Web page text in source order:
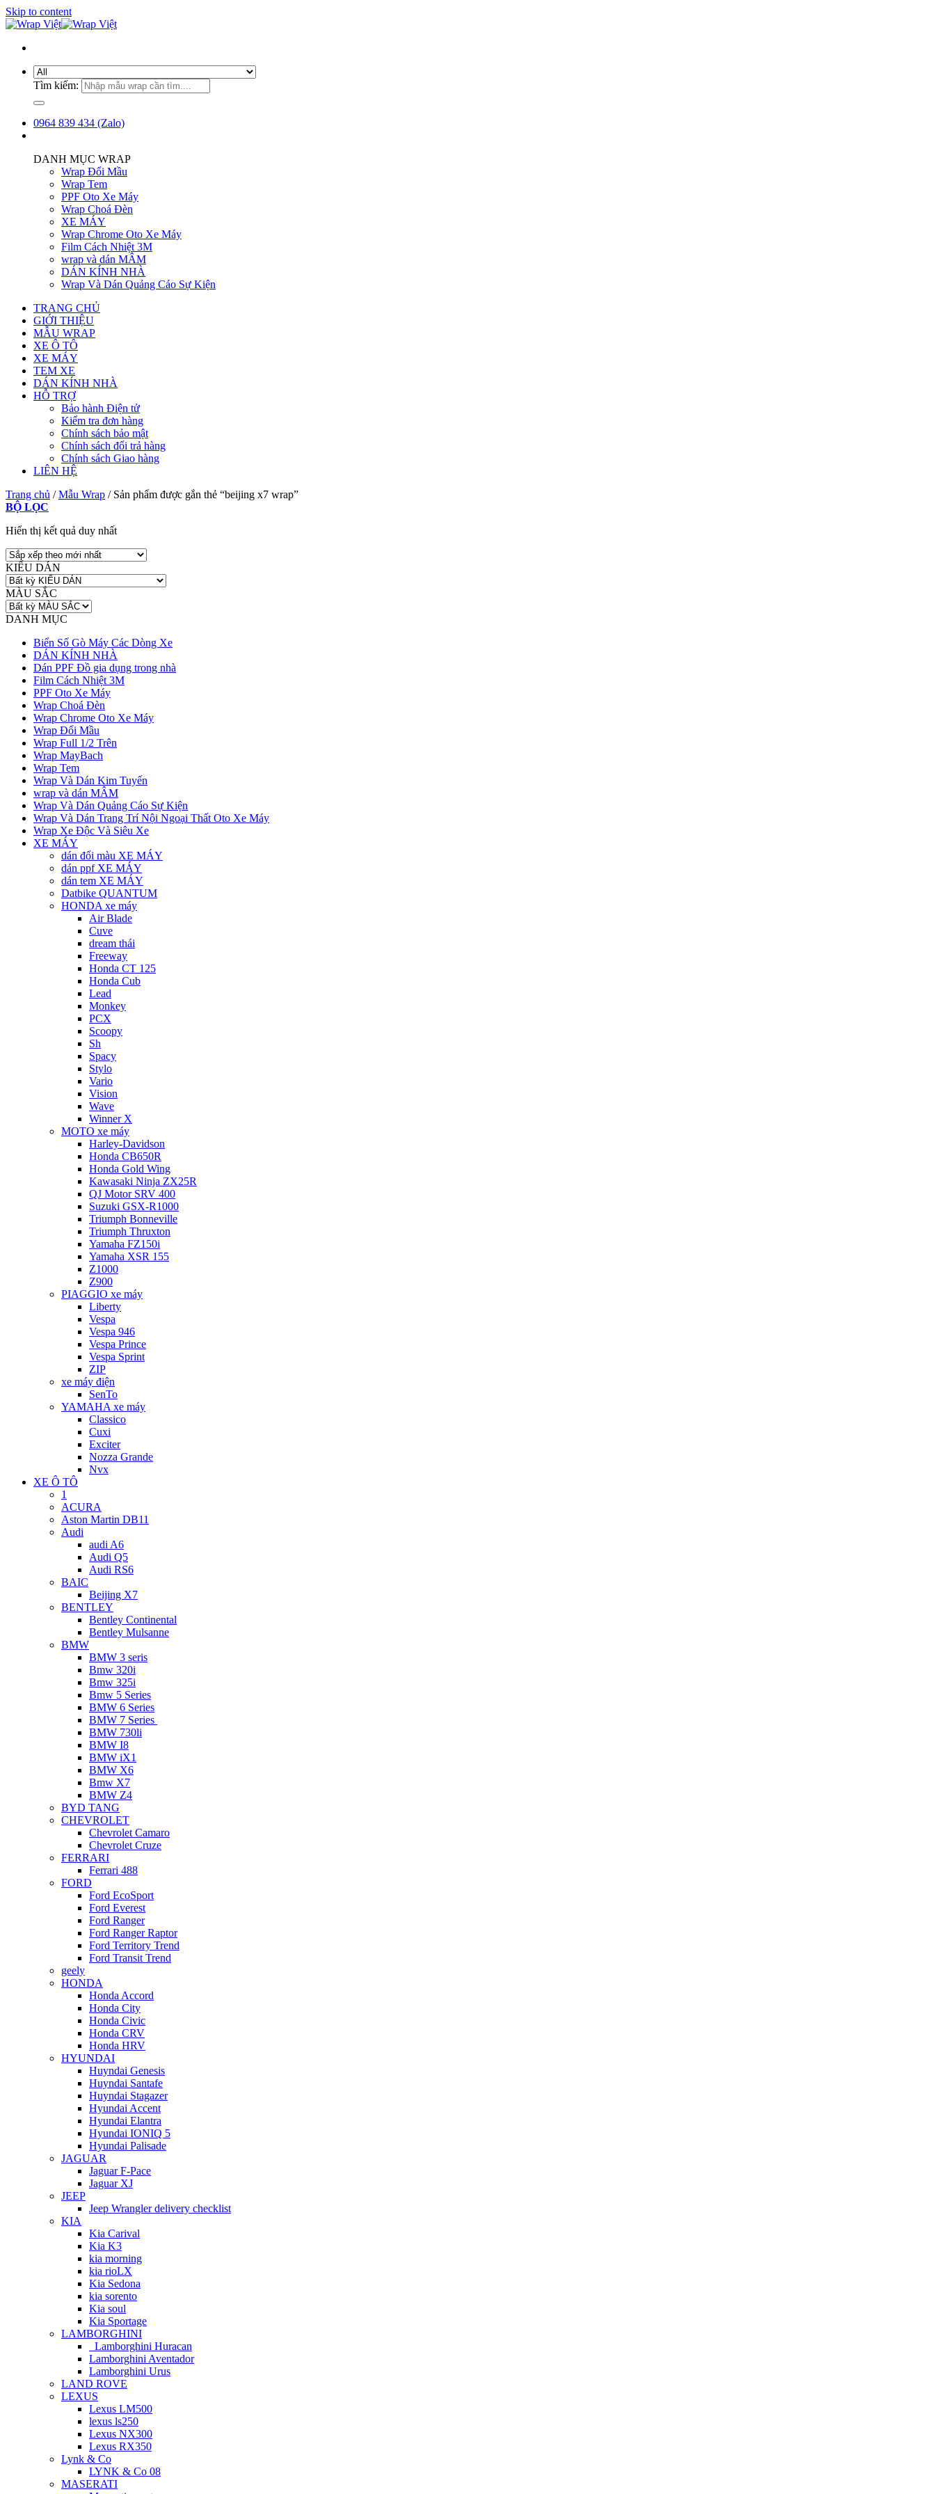
Skip to content
Tìm kiếm:
0964 839 434 (Zalo)
DANH MỤC WRAP
Wrap Đổi Mầu
Wrap Tem
PPF Oto Xe Máy
Wrap Choá Đèn
XE MÁY
Wrap Chrome Oto Xe Máy
Film Cách Nhiệt 3M
wrap và dán MÂM
DÁN KÍNH NHÀ
Wrap Và Dán Quảng Cáo Sự Kiện
TRANG CHỦ
GIỚI THIỆU
MẪU WRAP
XE Ô TÔ
XE MÁY
TEM XE
DÁN KÍNH NHÀ
HỖ TRỢ
Bảo hành Điện tử
Kiểm tra đơn hàng
Chính sách bảo mật
Chính sách đổi trả hàng
Chính sách Giao hàng
LIÊN HỆ
Trang chủ / Mẫu Wrap /Sản phẩm được gắn thẻ “beijing x7 wrap”
BỘ LỌC
Hiển thị kết quả duy nhất
KIỂU DÁN
MÀU SẮC
DANH MỤC
Biển Số Gò Máy Các Dòng Xe
DÁN KÍNH NHÀ
Dán PPF Đồ gia dụng trong nhà
Film Cách Nhiệt 3M
PPF Oto Xe Máy
Wrap Choá Đèn
Wrap Chrome Oto Xe Máy
Wrap Đổi Mầu
Wrap Full 1/2 Trên
Wrap MayBach
Wrap Tem
Wrap Và Dán Kim Tuyến
wrap và dán MÂM
Wrap Và Dán Quảng Cáo Sự Kiện
Wrap Và Dán Trang Trí Nội Ngoại Thất Oto Xe Máy
Wrap Xe Độc Và Siêu Xe
XE MÁY
dán đổi màu XE MÁY
dán ppf XE MÁY
dán tem XE MÁY
Datbike QUANTUM
HONDA xe máy
Air Blade
Cuve
dream thái
Freeway
Honda CT 125
Honda Cub
Lead
Monkey
PCX
Scoopy
Sh
Spacy
Stylo
Vario
Vision
Wave
Winner X
MOTO xe máy
Harley-Davidson
Honda CB650R
Honda Gold Wing
Kawasaki Ninja ZX25R
QJ Motor SRV 400
Suzuki GSX-R1000
Triumph Bonneville
Triumph Thruxton
Yamaha FZ150i
Yamaha XSR 155
Z1000
Z900
PIAGGIO xe máy
Liberty
Vespa
Vespa 946
Vespa Prince
Vespa Sprint
ZIP
xe máy điện
SenTo
YAMAHA xe máy
Classico
Cuxi
Exciter
Nozza Grande
Nvx
XE Ô TÔ
1
ACURA
Aston Martin DB11
Audi
audi A6
Audi Q5
Audi RS6
BAIC
Beijing X7
BENTLEY
Bentley Continental
Bentley Mulsanne
BMW
BMW 3 seris
Bmw 320i
Bmw 325i
Bmw 5 Series
BMW 6 Series
BMW 7 Series
BMW 730li
BMW I8
BMW iX1
BMW X6
Bmw X7
BMW Z4
BYD TANG
CHEVROLET
Chevrolet Camaro
Chevrolet Cruze
FERRARI
Ferrari 488
FORD
Ford EcoSport
Ford Everest
Ford Ranger
Ford Ranger Raptor
Ford Territory Trend
Ford Transit Trend
geely
HONDA
Honda Accord
Honda City
Honda Civic
Honda CRV
Honda HRV
HYUNDAI
Huyndai Genesis
Huyndai Santafe
Huyndai Stagazer
Hyundai Accent
Hyundai Elantra
Hyundai IONIQ 5
Hyundai Palisade
JAGUAR
Jaguar F-Pace
Jaguar XJ
JEEP
Jeep Wrangler delivery checklist
KIA
Kia Carival
Kia K3
kia morning
kia rioLX
Kia Sedona
kia sorento
Kia soul
Kia Sportage
LAMBORGHINI
Lamborghini Huracan
Lamborghini Aventador
Lamborghini Urus
LAND ROVE
LEXUS
Lexus LM500
lexus ls250
Lexus NX300
Lexus RX350
Lynk & Co
LYNK & Co 08
MASERATI